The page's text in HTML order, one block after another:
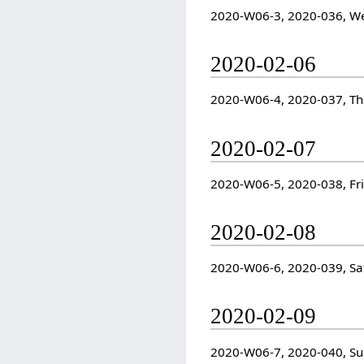
2020-W06-3, 2020-036,
2020-02-06
2020-W06-4, 2020-037,
2020-02-07
2020-W06-5, 2020-038, Fri
2020-02-08
2020-W06-6, 2020-039,
2020-02-09
2020-W06-7, 2020-040,